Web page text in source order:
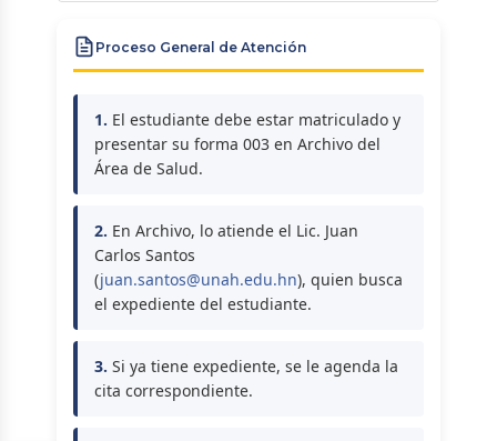
Proceso General de Atención
1. El estudiante debe estar matriculado y
presentar su forma 003 en Archivo del
Área de Salud.
2. En Archivo, lo atiende el Lic. Juan
Carlos Santos
(juan.santos@unah.edu.hn), quien busca
el expediente del estudiante.
3. Si ya tiene expediente, se le agenda la
cita correspondiente.